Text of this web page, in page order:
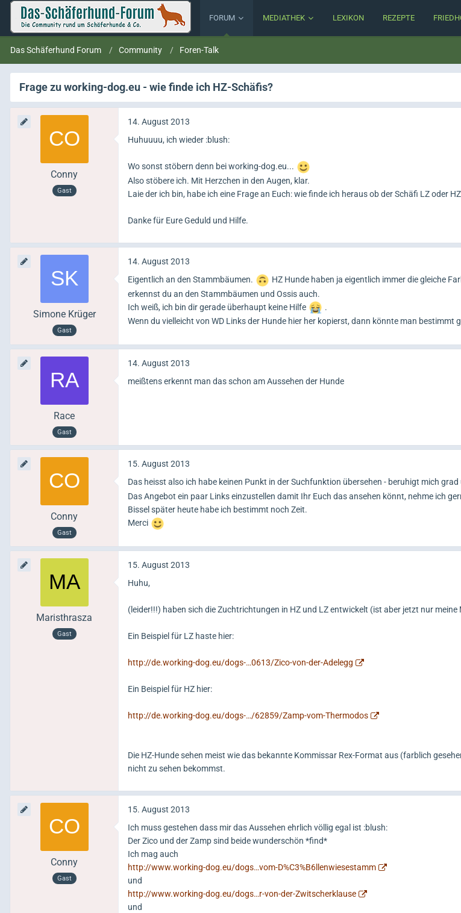
FORUM MEDIATHEK LEXIKON REZEPTE
Das Schäferhund Forum Community Foren-Talk
Frage zu working-dog.eu - wie finde ich HZ-Schäfis?
Conny
Gast
14. August 2013
Huhuuuu, ich wieder :blush:
Wo sonst stöbern denn bei working-dog.eu...
Also stöbere ich. Mit Herzchen in den Augen, klar.
Laie der ich bin, habe ich eine Frage an Euch: wie finde ich heraus ob der Schäfi LZ oder
Danke für Eure Geduld und Hilfe.
Simone Krüger
Gast
14. August 2013
Eigentlich an den Stammbäumen.
HZ Hunde haben ja eigentlich immer die gleiche
erkennst du an den Stammbäumen und Ossis auch.
Ich weiß, ich bin dir gerade überhaupt keine Hilfe
.
Wenn du vielleicht von WD Links der Hunde hier her kopierst, dann könnte man bestimmt
Race
Gast
14. August 2013
meißtens erkennt man das schon am Aussehen der Hunde
Conny
Gast
15. August 2013
Das heisst also ich habe keinen Punkt in der Suchfunktion übersehen - beruhigt mich grad
Das Angebot ein paar Links einzustellen damit Ihr Euch das ansehen könnt, nehme ich
Bissel später heute habe ich bestimmt noch Zeit.
Merci
Maristhrasza
Gast
15. August 2013
Huhu,
(leider!!!) haben sich die Zuchtrichtungen in HZ und LZ entwickelt (ist aber jetzt nur meine
Ein Beispiel für LZ haste hier:
http://de.working-dog.eu/dogs-…0613/Zico-von-der-Adelegg
Ein Beispiel für HZ hier:
http://de.working-dog.eu/dogs-…/62859/Zamp-vom-Thermodos
Die HZ-Hunde sehen meist wie das bekannte Kommissar Rex-Format aus (farblich
nicht zu sehen bekommst.
Conny
Gast
15. August 2013
Ich muss gestehen dass mir das Aussehen ehrlich völlig egal ist :blush:
Der Zico und der Zamp sind beide wunderschön *find*
Ich mag auch
http://www.working-dog.eu/dogs…vom-D%C3%B6llenwiesestamm
und
http://www.working-dog.eu/dogs…r-von-der-Zwitscherklause
und